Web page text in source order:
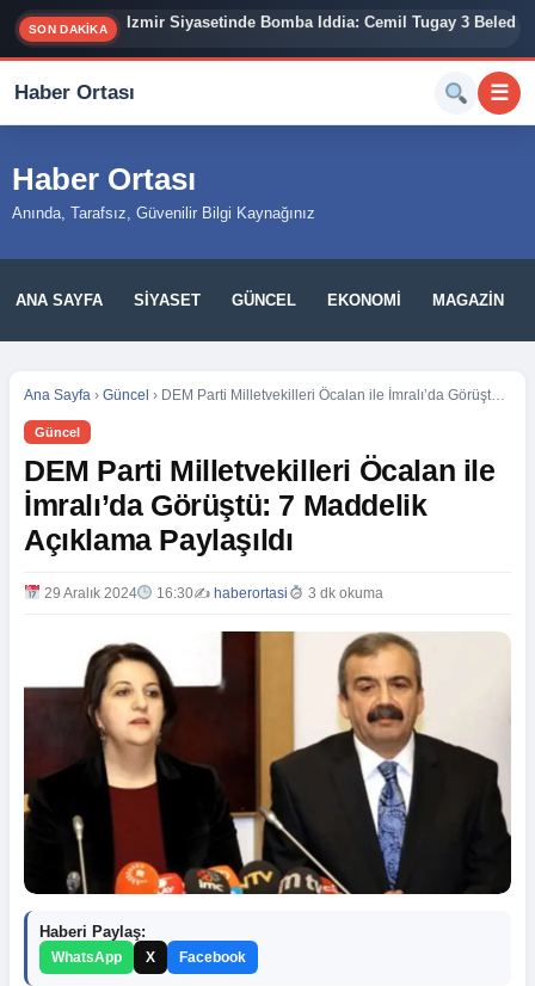
SON DAKİKA İzmir Siyasetinde Bomba İddia: Cemil Tugay 3
Haber Ortası ☰
Haber Ortası
Anında, Tarafsız, Güvenilir Bilgi Kaynağınız
ANA SAYFA SIYASET GÜNCEL EKONOMI MAGAZIN
Ana Sayfa › Güncel › DEM Parti Milletvekilleri Öcalan ile İmralı’da Görüştü: 7 Maddelik Açıklama Paylaşıldı
Güncel
DEM Parti Milletvekilleri Öcalan ile
İmralı’da Görüştü: 7 Maddelik
Açıklama Paylaşıldı
29 Aralık 2024 16:30✍️ haberortasi 3 dk okuma
Haberi Paylaş:
WhatsApp X Facebook